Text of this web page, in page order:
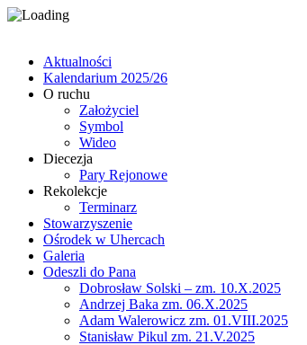
Aktualności
Kalendarium 2025/26
O ruchu
Założyciel
Symbol
Wideo
Diecezja
Pary Rejonowe
Rekolekcje
Terminarz
Stowarzyszenie
Ośrodek w Uhercach
Galeria
Odeszli do Pana
Dobrosław Solski – zm. 10.X.2025
Andrzej Baka zm. 06.X.2025
Adam Walerowicz zm. 01.VIII.2025
Stanisław Pikul zm. 21.V.2025